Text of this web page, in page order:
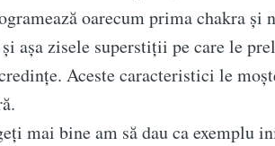
oarecum prima chakra și
așa zisele superstiții pe care le
Aceste caracteristici le
bine am să dau ca exemplu